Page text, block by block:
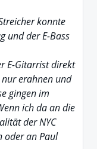
konnte
und der E-Bass
E-Gitarrist direkt
erahnen und
gingen im
ich da an die
der NYC
oder an Paul